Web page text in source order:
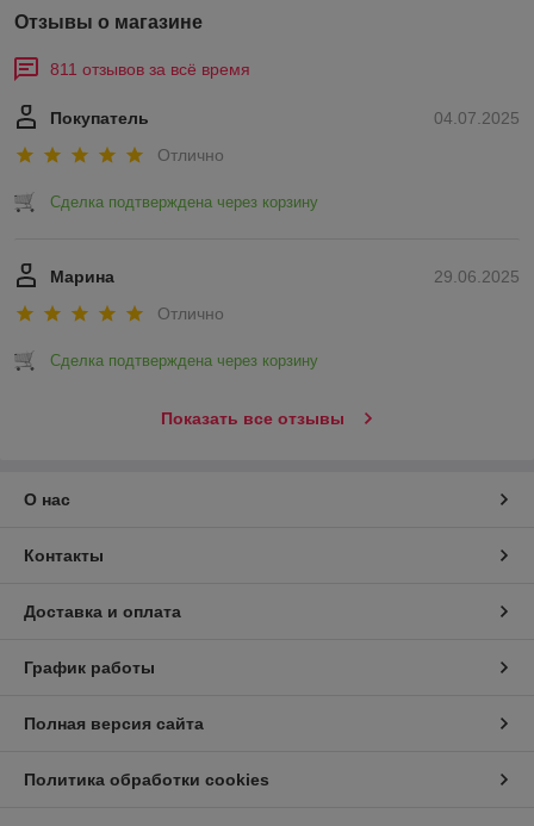
Отзывы о магазине
811 отзывов за всё время
04.07.2025
Покупатель
Отлично
Сделка подтверждена через корзину
29.06.2025
Марина
Отлично
Сделка подтверждена через корзину
Показать все отзывы
О нас
Контакты
Доставка и оплата
График работы
Полная версия сайта
Политика обработки cookies